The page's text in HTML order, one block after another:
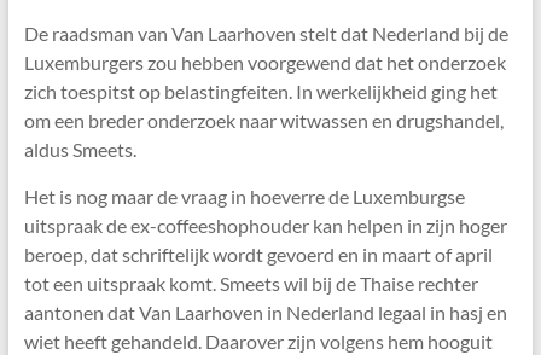
De raadsman van Van Laarhoven stelt dat Nederland bij de
Luxemburgers zou hebben voorgewend dat het onderzoek
zich toespitst op belastingfeiten. In werkelijkheid ging het
om een breder onderzoek naar witwassen en drugshandel,
aldus Smeets.
Het is nog maar de vraag in hoeverre de Luxemburgse
uitspraak de ex-coffeeshophouder kan helpen in zijn hoger
beroep, dat schriftelijk wordt gevoerd en in maart of april
tot een uitspraak komt. Smeets wil bij de Thaise rechter
aantonen dat Van Laarhoven in Nederland legaal in hasj en
wiet heeft gehandeld. Daarover zijn volgens hem hooguit